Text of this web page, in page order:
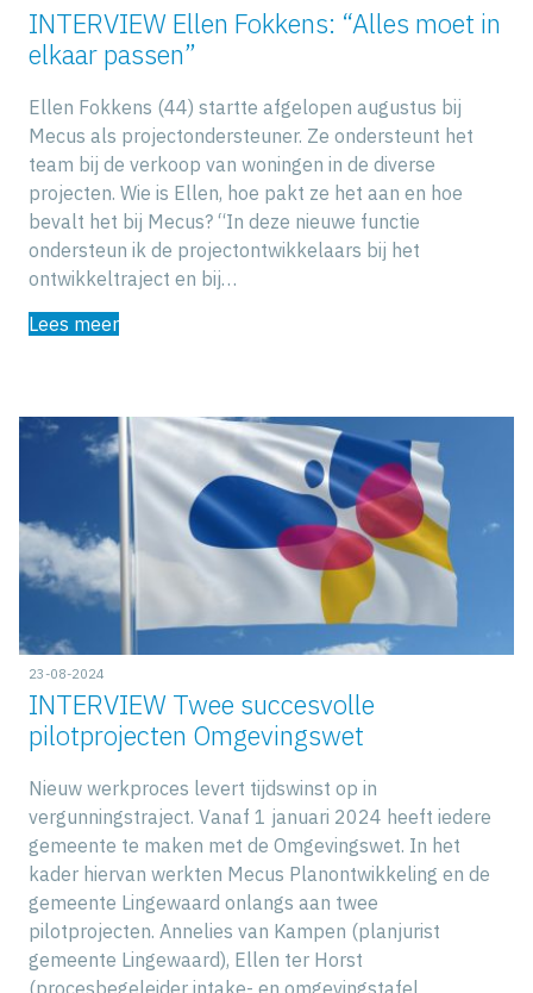
INTERVIEW Ellen Fokkens: “Alles moet in
elkaar passen”
Ellen Fokkens (44) startte afgelopen augustus bij
Mecus als projectondersteuner. Ze ondersteunt het
team bij de verkoop van woningen in de diverse
projecten. Wie is Ellen, hoe pakt ze het aan en hoe
bevalt het bij Mecus? “In deze nieuwe functie
ondersteun ik de projectontwikkelaars bij het
ontwikkeltraject en bij…
Lees meer
23-08-2024
INTERVIEW Twee succesvolle
pilotprojecten Omgevingswet
Nieuw werkproces levert tijdswinst op in
vergunningstraject. Vanaf 1 januari 2024 heeft iedere
gemeente te maken met de Omgevingswet. In het
kader hiervan werkten Mecus Planontwikkeling en de
gemeente Lingewaard onlangs aan twee
pilotprojecten. Annelies van Kampen (planjurist
gemeente Lingewaard), Ellen ter Horst